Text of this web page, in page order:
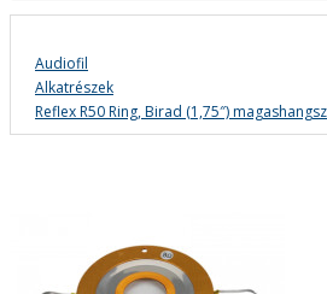
Audiofil
Alkatrészek
Reflex R50 Ring, Birad (1,75″)